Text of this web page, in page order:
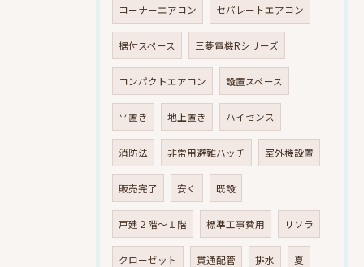
コーナーエアコン セパレートエアコン
据付スペース 三菱電機Rシリーズ
コンパクトエアコン 設置スペース
平置き 地上置き ハイセンス
消防法 非常用避難ハッチ 室外機設置
販売完了 安く 既設
戸建２階～１階 標準工事費用 リソラ
クローゼット 貫通配管 排水 夏